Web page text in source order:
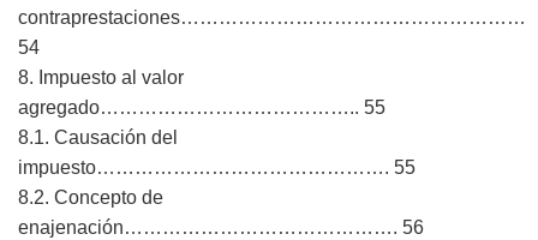
contraprestaciones………………………………………………
54
8. Impuesto al valor
agregado………………………………….. 55
8.1. Causación del
impuesto………………………………………. 55
8.2. Concepto de
enajenación……………………………………. 56